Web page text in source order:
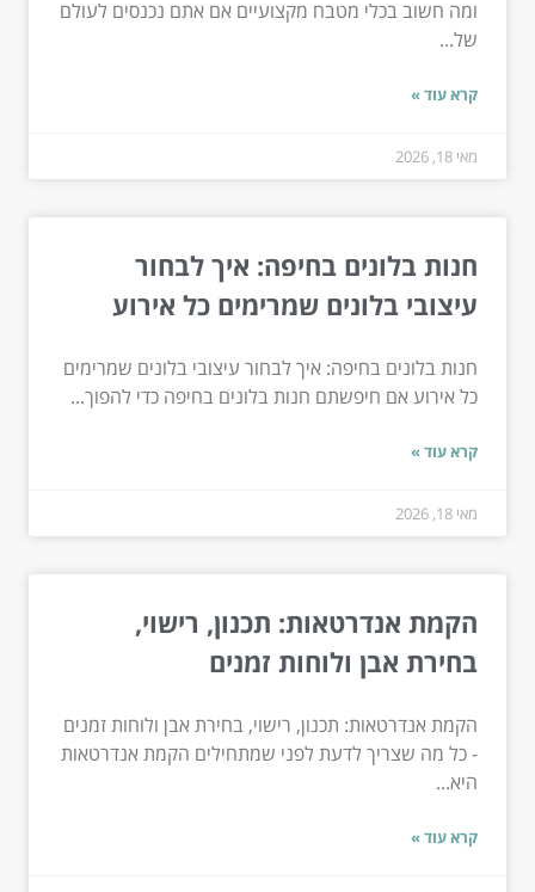
ומה חשוב בכלי מטבח מקצועיים אם אתם נכנסים לעולם
של...
קרא עוד »
מאי 18, 2026
חנות בלונים בחיפה: איך לבחור
עיצובי בלונים שמרימים כל אירוע
חנות בלונים בחיפה: איך לבחור עיצובי בלונים שמרימים
כל אירוע אם חיפשתם חנות בלונים בחיפה כדי להפוך...
קרא עוד »
מאי 18, 2026
הקמת אנדרטאות: תכנון, רישוי,
בחירת אבן ולוחות זמנים
הקמת אנדרטאות: תכנון, רישוי, בחירת אבן ולוחות זמנים
- כל מה שצריך לדעת לפני שמתחילים הקמת אנדרטאות
היא...
קרא עוד »